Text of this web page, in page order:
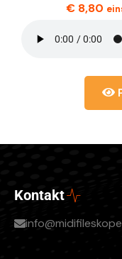
€8,80
Kontakt